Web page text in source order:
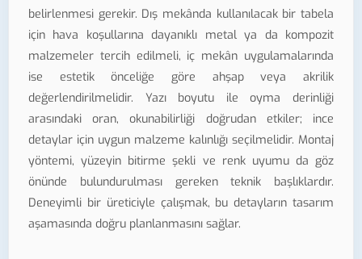
belirlenmesi gerekir. Dış mekânda kullanılacak bir tabela
için hava koşullarına dayanıklı metal ya da kompozit
malzemeler tercih edilmeli, iç mekân uygulamalarında
ise estetik önceliğe göre ahşap veya akrilik
değerlendirilmelidir. Yazı boyutu ile oyma derinliği
arasındaki oran, okunabilirliği doğrudan etkiler; ince
detaylar için uygun malzeme kalınlığı seçilmelidir. Montaj
yöntemi, yüzeyin bitirme şekli ve renk uyumu da göz
önünde bulundurulması gereken teknik başlıklardır.
Deneyimli bir üreticiyle çalışmak, bu detayların tasarım
aşamasında doğru planlanmasını sağlar.